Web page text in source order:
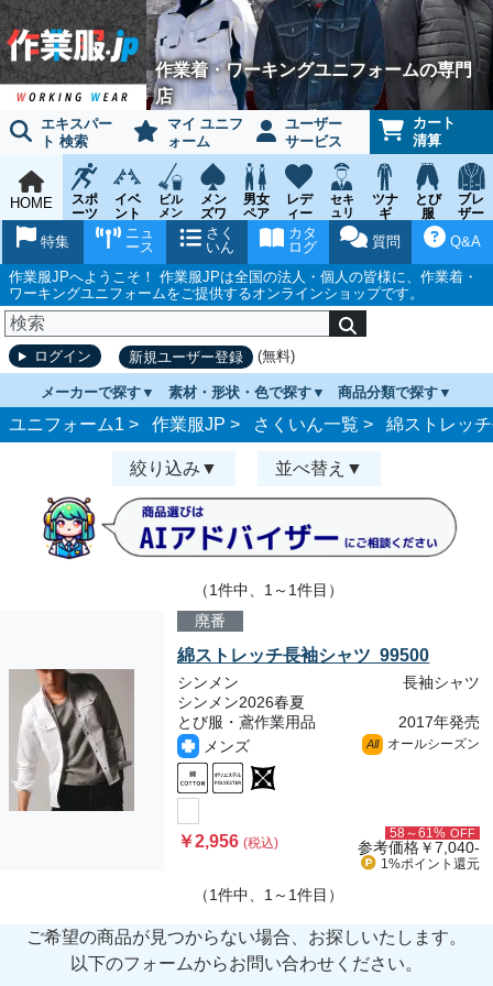
作業着・ワーキングユニフォームの専門
店
エキスパー
ト 検索
マイ ユニフ
ォーム
ユーザー
サービス
カート
清算
HOME
スポ
ーツ
ウェ
イベ
ント
チー
ム
ビル
メン
ンス
メン
ズワ
ーキ
ング
男女
ペア
レデ
ィー
ス
ワー
キン
グ
セキ
ュリ
ティ
ウェ
ツナ
ギ
とび
服
鳶作
業用
ブレ
ザー
ツ
Q&A
質問
カタ
ログ
さく
いん
ニュ
ース
特集
作業服JPへようこそ！ 作業服JPは全国の法人・個人の皆様に、作業着・
ワーキングユニフォームをご提供するオンラインショップです。
ログイン 新規ユーザー登録 (無料)
メーカーで探す 素材・形状・色で探す 商品分類で探す
ユニフォーム1 > 作業服JP > さくいん一覧 > 綿ストレッ
絞り込み 並べ替え
（1件中、1～1件目）
廃番
綿ストレッチ長袖シャツ 99500
シンメン
長袖シャツ
シンメン2026春夏
とび服・鳶作業用品
2017年発売
メンズ
All オールシーズン
￥2,956(税込)
58～61% OFF
参考価格￥7,040-
1%ポイント 還元
（1件中、1～1件目）
ご希望の商品が見つからない場合、お探しいたします。
以下のフォームからお問い合わせください。